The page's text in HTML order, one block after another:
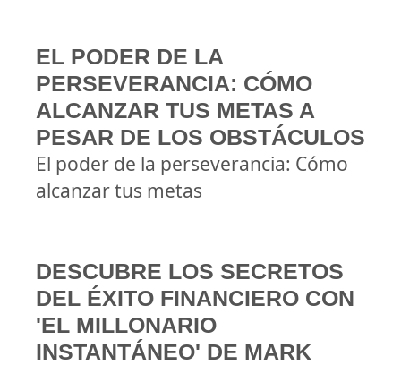
EL PODER DE LA
PERSEVERANCIA: CÓMO
ALCANZAR TUS METAS A
PESAR DE LOS OBSTÁCULOS
El poder de la perseverancia: Cómo
alcanzar tus metas
DESCUBRE LOS SECRETOS
DEL ÉXITO FINANCIERO CON
'EL MILLONARIO
INSTANTÁNEO' DE MARK